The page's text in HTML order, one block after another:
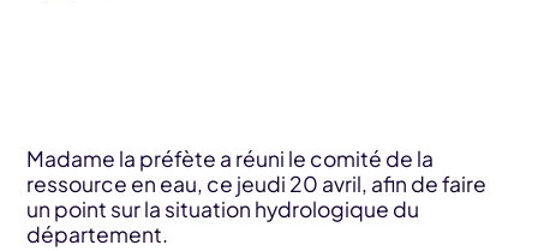
Madame la préfète a réuni le comité de la
ressource en eau, ce jeudi 20 avril, afin de faire
un point sur la situation hydrologique du
département.